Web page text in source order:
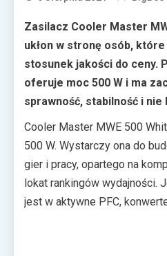
Zasilacz Cooler Master
ukłon w stronę osób,
stosunek jakości do ceny.
oferuje moc 500 W i ma
sprawność, stabilność i nie
A to wszystko bez
Cooler Master MWE 500
500 W. Wystarczy ona do
gier i pracy, opartego na
lokat rankingów wydajności.
jest w aktywne PFC,